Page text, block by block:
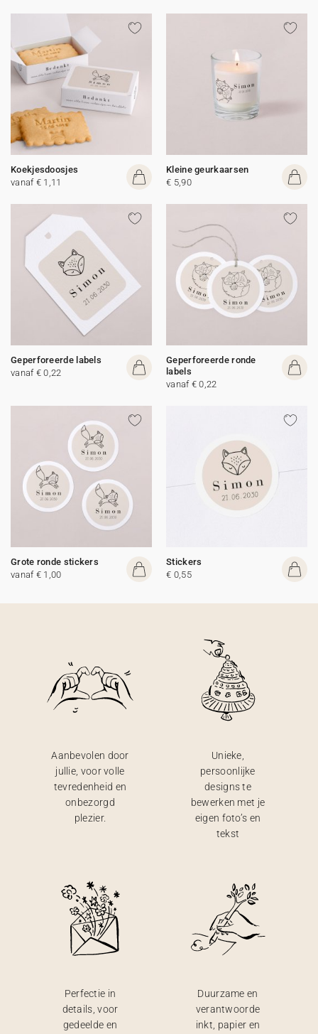
Koekjesdoosjes
vanaf € 1,11
Kleine geurkaarsen
€ 5,90
Geperforeerde labels
vanaf € 0,22
Geperforeerde ronde
labels
vanaf € 0,22
Grote ronde stickers
vanaf € 1,00
Stickers
€ 0,55
Aanbevolen door
jullie, voor volle
tevredenheid en
onbezorgd
plezier.
Unieke,
persoonlijke
designs te
bewerken met je
eigen foto’s en
tekst
Perfectie in
details, voor
gedeelde en
Duurzame en
verantwoorde
inkt, papier en